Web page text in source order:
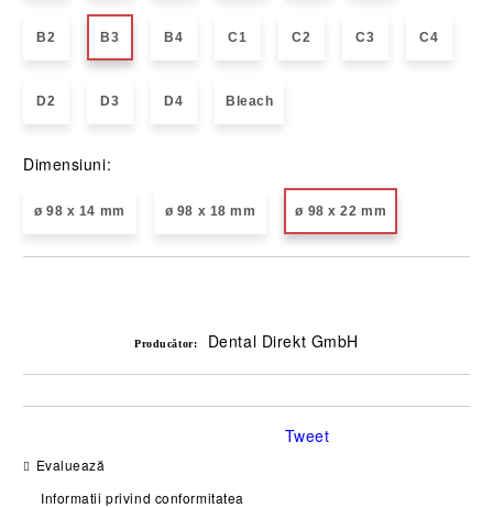
B2 B3 B4 C1 C2 C3 C4
D2 D3 D4 Bleach
Dimensiuni:
ø 98 x 14 mm ø 98 x 18 mm ø 98 x 22 mm
Producător: Dental Direkt GmbH
Evaluează
Informatii privind conformitatea
Tweet